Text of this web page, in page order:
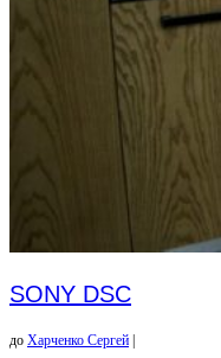
SONY DSC
до Харченко Сергей